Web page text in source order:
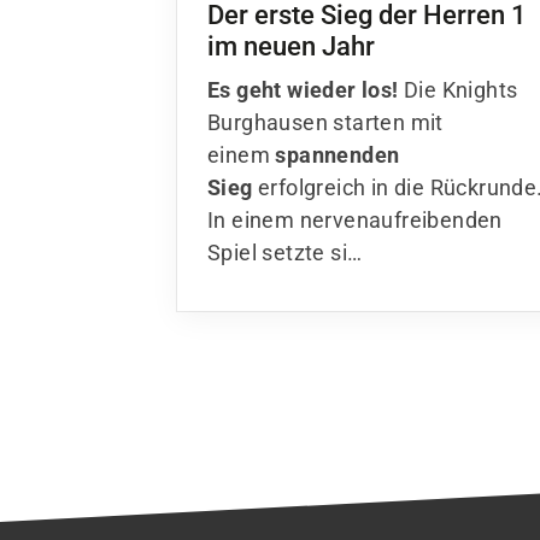
Der erste Sieg der Herren 1
im neuen Jahr
Es geht wieder los! Die Knights
Burghausen starten mit
einemspannenden
Sieg erfolgreich in die
In einem nervenaufreibenden
Spiel setzte si…